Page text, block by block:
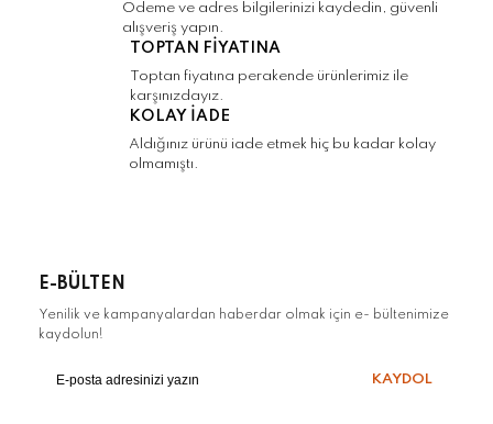
Ödeme ve adres bilgilerinizi kaydedin, güvenli
alışveriş yapın.
TOPTAN FİYATINA
Toptan fiyatına perakende ürünlerimiz ile
karşınızdayız.
KOLAY İADE
Aldığınız ürünü iade etmek hiç bu kadar kolay
olmamıştı.
E-BÜLTEN
Yenilik ve kampanyalardan haberdar olmak için e- bültenimize
kaydolun!
KAYDOL